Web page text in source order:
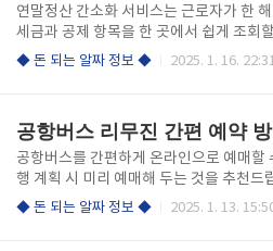
제를 활성화하기 위해 고양시에서 지급
니다. ✅ 이 지원금은 고양시에 주민등록이
든 시민을 대상으로 하며, 결혼이민자와
함됩니다. 하지만 외국인 근로자는 제외된
게는 최대 40만 원까지..
연말정산 간소화 서비스는 근로자가 한
세금과 공제 항목을 한 곳에서 쉽게 조회
돕습니다. 이 서비스를 통해 근로자는 필
로가기 연말정산 간소화 서비스 활용 방
정산 간소화 서비스를 어떻게 활용할 수
겠습니다. 1. 홈택스 접속 및 로그인 먼저,
이지에 접속합니다. 공동인증서 또는 간편
오, 네이버 등)을 통해 로그인합니다. 2. 간
◆ 돈 되는 알짜 정보 ◆ 2025. 1. 16.
공항버스를 간편하게 온라인으로 예매할
행 계획 시 미리 예매해 두는 것을 추천드
많거나 대중교통에 익숙하지 않은 분들에
◆ 돈 되는 알짜 정보 ◆ 2025. 1. 13.